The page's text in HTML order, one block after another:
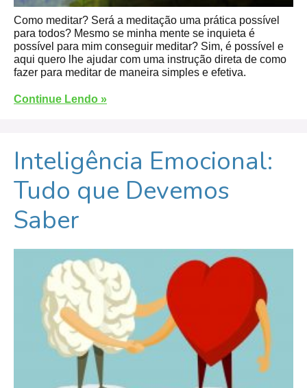
Como meditar? Será a meditação uma prática possível
para todos? Mesmo se minha mente se inquieta é
possível para mim conseguir meditar? Sim, é possível e
aqui quero lhe ajudar com uma instrução direta de como
fazer para meditar de maneira simples e efetiva.
Continue Lendo »
Inteligência Emocional:
Tudo que Devemos
Saber